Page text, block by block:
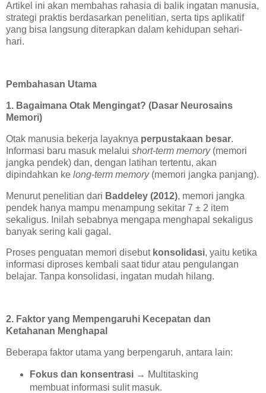
Artikel ini akan membahas rahasia di balik ingatan manusia,
strategi praktis berdasarkan penelitian, serta tips aplikatif
yang bisa langsung diterapkan dalam kehidupan sehari-
hari.
Pembahasan Utama
1. Bagaimana Otak Mengingat? (Dasar Neurosains
Memori)
Otak manusia bekerja layaknya perpustakaan besar.
Informasi baru masuk melalui short-term memory(memori
jangka pendek) dan, dengan latihan tertentu, akan
dipindahkan ke long-term memory(memori jangka panjang).
Menurut penelitian dari Baddeley (2012), memori jangka
pendek hanya mampu menampung sekitar 7 ± 2 item
sekaligus. Inilah sebabnya mengapa menghapal sekaligus
banyak sering kali gagal.
Proses penguatan memori disebut konsolidasi, yaitu ketika
informasi diproses kembali saat tidur atau pengulangan
belajar. Tanpa konsolidasi, ingatan mudah hilang.
2. Faktor yang Mempengaruhi Kecepatan dan
Ketahanan Menghapal
Beberapa faktor utama yang berpengaruh, antara lain:
Fokus dan konsentrasi→ Multitasking
membuat informasi sulit masuk.